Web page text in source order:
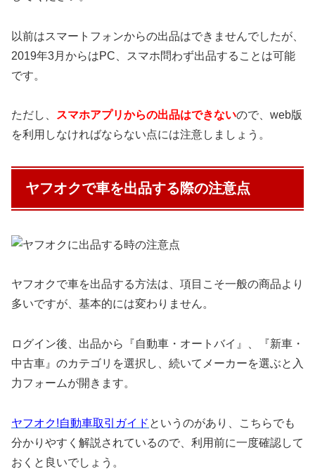
以前はスマートフォンからの出品はできませんでしたが、
2019年3月からはPC、スマホ問わず出品することは可能
です。
ただし、 スマホアプリからの出品はできないので、web版
を利用しなければならない点には注意しましょう。
ヤフオクで車を出品する際の注意点
ヤフオクで車を出品する方法は、項目こそ一般の商品より
多いですが、基本的には変わりません。
ログイン後、出品から『自動車・オートバイ』、『新車・
中古車』のカテゴリを選択し、続いてメーカーを選ぶと入
力フォームが開きます。
ヤフオク!自動車取引ガイド というのがあり、こちらでも
分かりやすく解説されているので、利用前に一度確認して
おくと良いでしょう。